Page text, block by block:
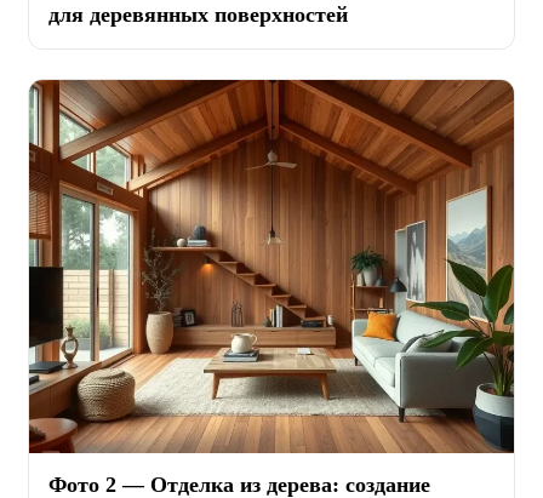
для деревянных поверхностей
Фото 2 — Отделка из дерева: создание